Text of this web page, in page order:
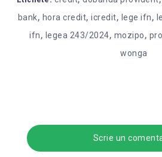
bank, hora credit, icredit, lege ifn,
ifn, legea 243/2024, mozipo,
wonga
Scrie un